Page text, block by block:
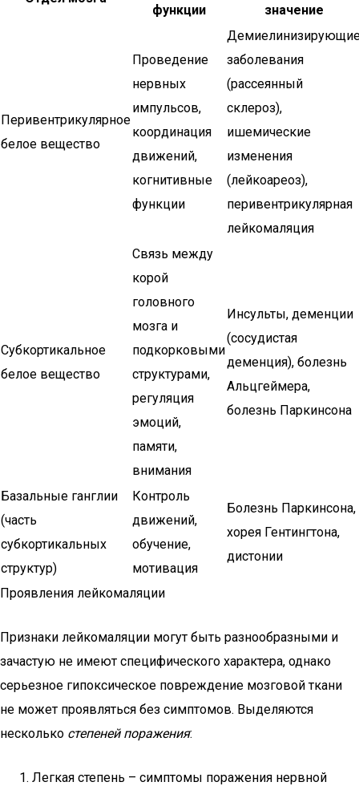
функции
значение
Перивентрикулярное
белое вещество
Проведение
нервных
импульсов,
координация
движений,
когнитивные
функции
заболевания
(рассеянный
склероз),
ишемические
изменения
(лейкоареоз),
перивентрикулярная
лейкомаляция
Субкортикальное
белое вещество
Связь между
корой
головного
мозга и
подкорковыми
структурами,
регуляция
эмоций,
памяти,
внимания
Инсульты, деменции
(сосудистая
деменция), болезнь
Альцгеймера,
болезнь Паркинсона
Базальные ганглии
(часть
субкортикальных
структур)
Контроль
движений,
обучение,
мотивация
Болезнь Паркинсона,
хорея Гентингтона,
дистонии
Проявления лейкомаляции
Признаки лейкомаляции могут быть разнообразными и
зачастую не имеют специфического характера, однако
серьезное гипоксическое повреждение мозговой ткани
не может проявляться без симптомов. Выделяются
несколько степеней поражения:
Легкая степень – симптомы поражения нервной